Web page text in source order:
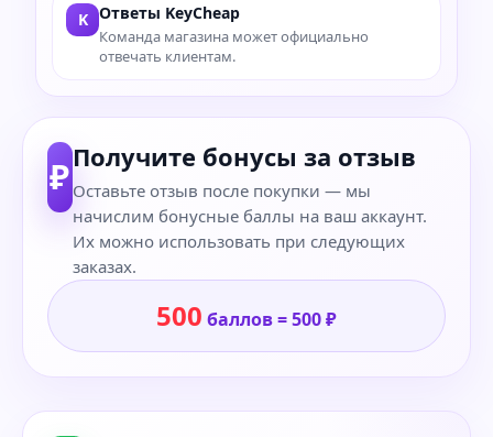
K Ответы KeyCheap
Команда магазина может официально
отвечать клиентам.
₽Получите бонусы за отзыв
Оставьте отзыв после покупки — мы
начислим бонусные баллы на ваш аккаунт.
Их можно использовать при следующих
заказах.
500 баллов = 500 ₽